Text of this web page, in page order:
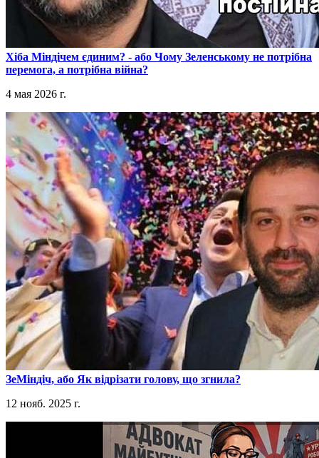
​Хіба Міндічем єдиним? - або Чому Зеленському не потрібна
перемога, а потрібна війна?
4 мая 2026 г.
​ЗеМіндіч, або Як відрізати голову, що згнила?
12 нояб. 2025 г.